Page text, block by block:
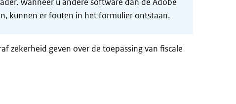
kunnen er fouten in het formulier ontstaan.
zekerheid geven over de toepassing van fiscale